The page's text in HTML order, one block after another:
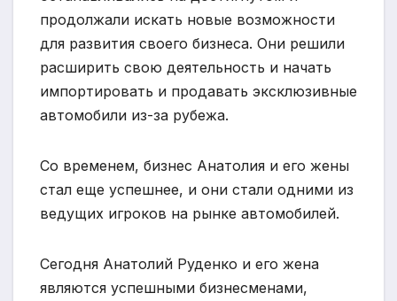
продолжали искать новые возможности
для развития своего бизнеса. Они решили
расширить свою деятельность и начать
импортировать и продавать эксклюзивные
автомобили из-за рубежа.
Со временем, бизнес Анатолия и его жены
стал еще успешнее, и они стали одними из
ведущих игроков на рынке автомобилей.
Сегодня Анатолий Руденко и его жена
являются успешными бизнесменами,